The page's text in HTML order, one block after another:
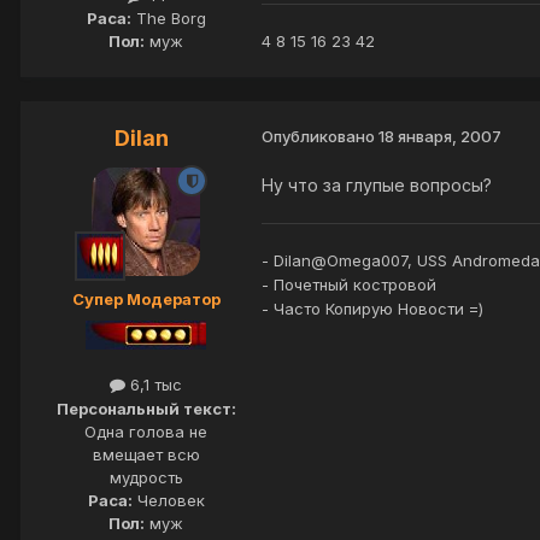
Раса: The Borg
Пол: муж 4 8 15 16 23 42
Dilan
Супер Модератор
6,1 тыс
Персональный текст:
Одна голова не
вмещает всю
мудрость
Раса: Человек
Пол: муж
Опубликовано 18 января, 2007
Ну что за глупые вопросы?
- Dilan@Omega007, USS
- Почетный костровой
- Часто Копирую Новости =)